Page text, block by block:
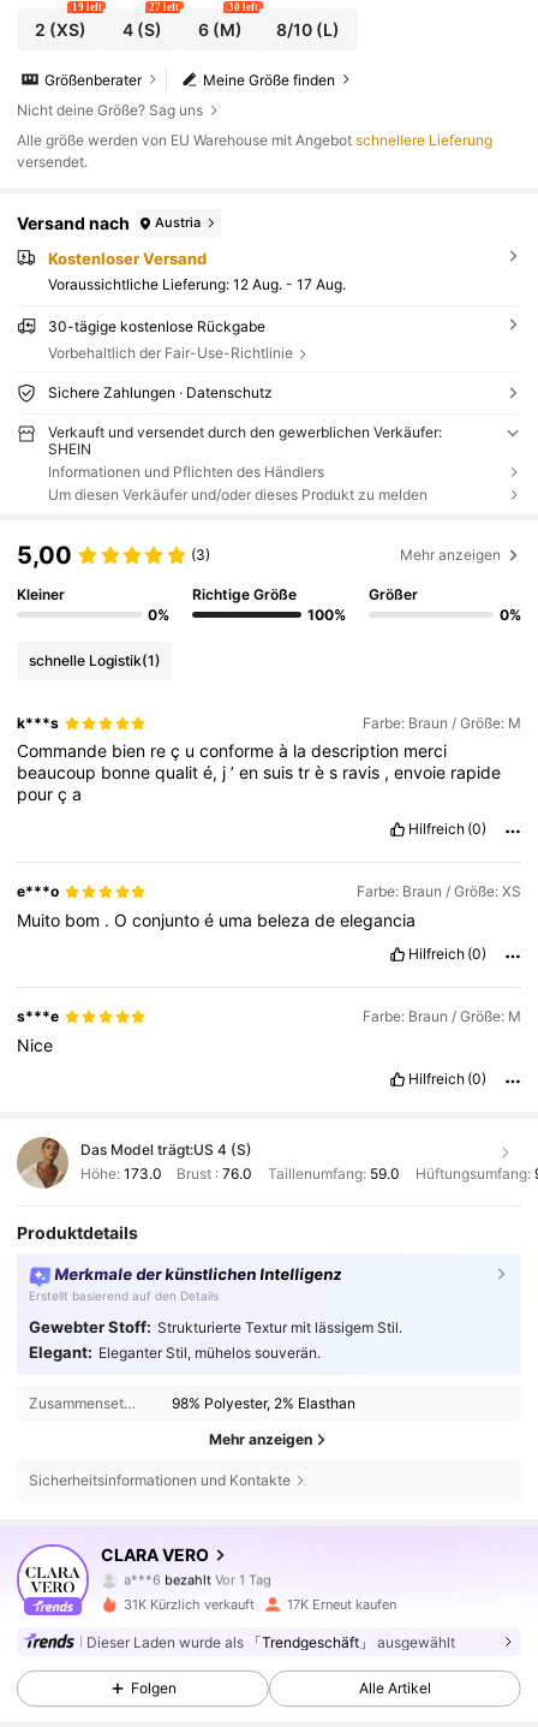
2 (XS)
19 left
4(S)
27 left
6(M)
30 left
8/10 (L)
Meine Größe finden
Größenberater
Nicht deine Größe? Sag uns
Alle größe werden von EU Warehouse mit Angebotschnellere Lieferung
versendet.
Versand nach Austria
Kostenloser Versand
Voraussichtliche Lieferung: 12 Aug. - 17 Aug.
30-tägige kostenlose Rückgabe
Vorbehaltlich der Fair-Use-Richtlinie
Sichere Zahlungen · Datenschutz
Verkauft und versendet durch den gewerblichen Verkäufer:
SHEIN
Informationen und Pflichten des Händlers
Um diesen Verkäufer und/oder dieses Produkt zu melden
5,00 (3) Mehr anzeigen
Kleiner
0%
Richtige Größe
100%
Größer
0%
schnelle Logistik(1)
k***s Farbe: Braun / Größe: M
Commande bien reç uconformeà ladescription merci
beaucoup bonnequalité, j’ensuistrès ravis ,envoie rapide
pourça
Hilfreich (0)
e***o Farbe: Braun / Größe: XS
Muito bom .Oconjuntoé uma belezadeelegancia
Hilfreich (0)
s***e Farbe: Braun / Größe: M
Nice
Hilfreich (0)
Das Model trägt:US 4 (S)
Höhe: 173.0 Brust :76.0 Taillenumfang: 59.0 Hüftungsumfang:
Produktdetails
Merkmale der künstlichen Intelligenz
Erstellt basierend auf den Details
Gewebter Stoff: Strukturierte Textur mit lässigem Stil.
Elegant: Eleganter Stil, mühelos souverän.
Zusammensetzung: 98% Polyester, 2% Elasthan
Mehr anzeigen
Sicherheitsinformationen und Kontakte
CLARA VERO
4,71
62K Follower
a***6 bezahlt Vor 1 Tag
4,71 62K Follower
31K Kürzlich verkauft 17K Erneut kaufen
Dieser Laden wurde als 「Trendgeschäft」 ausgewählt
Folgen Alle Artikel